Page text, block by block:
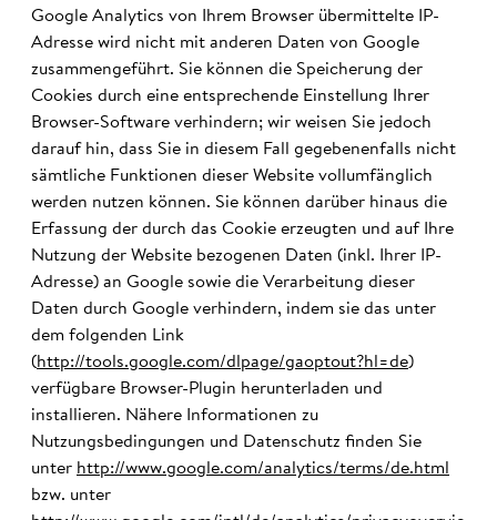
Google Analytics von Ihrem Browser übermittelte IP-
Adresse wird nicht mit anderen Daten von Google
zusammengeführt. Sie können die Speicherung der
Cookies durch eine entsprechende Einstellung Ihrer
Browser-Software verhindern; wir weisen Sie jedoch
darauf hin, dass Sie in diesem Fall gegebenenfalls nicht
sämtliche Funktionen dieser Website vollumfänglich
werden nutzen können. Sie können darüber hinaus die
Erfassung der durch das Cookie erzeugten und auf Ihre
Nutzung der Website bezogenen Daten (inkl. Ihrer IP-
Adresse) an Google sowie die Verarbeitung dieser
Daten durch Google verhindern, indem sie das unter
dem folgenden Link
(http://tools.google.com/dlpage/gaoptout?hl=de)
verfügbare Browser-Plugin herunterladen und
installieren. Nähere Informationen zu
Nutzungsbedingungen und Datenschutz finden Sie
unter http://www.google.com/analytics/terms/de.html
bzw. unter